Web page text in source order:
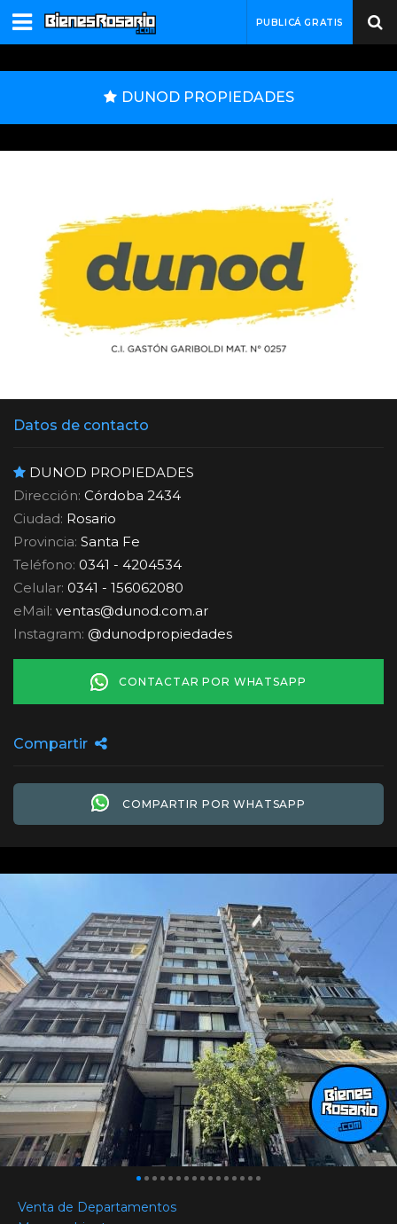
PUBLICÁ GRATIS
DUNOD PROPIEDADES
Datos de contacto
DUNOD PROPIEDADES
Dirección: Córdoba 2434
Ciudad: Rosario
Provincia: Santa Fe
Teléfono: 0341 - 4204534
Celular: 0341 - 156062080
eMail: ventas@dunod.com.ar
Instagram: @dunodpropiedades
CONTACTAR POR WHATSAPP
Compartir
COMPARTIR POR WHATSAPP
Venta de Departamentos